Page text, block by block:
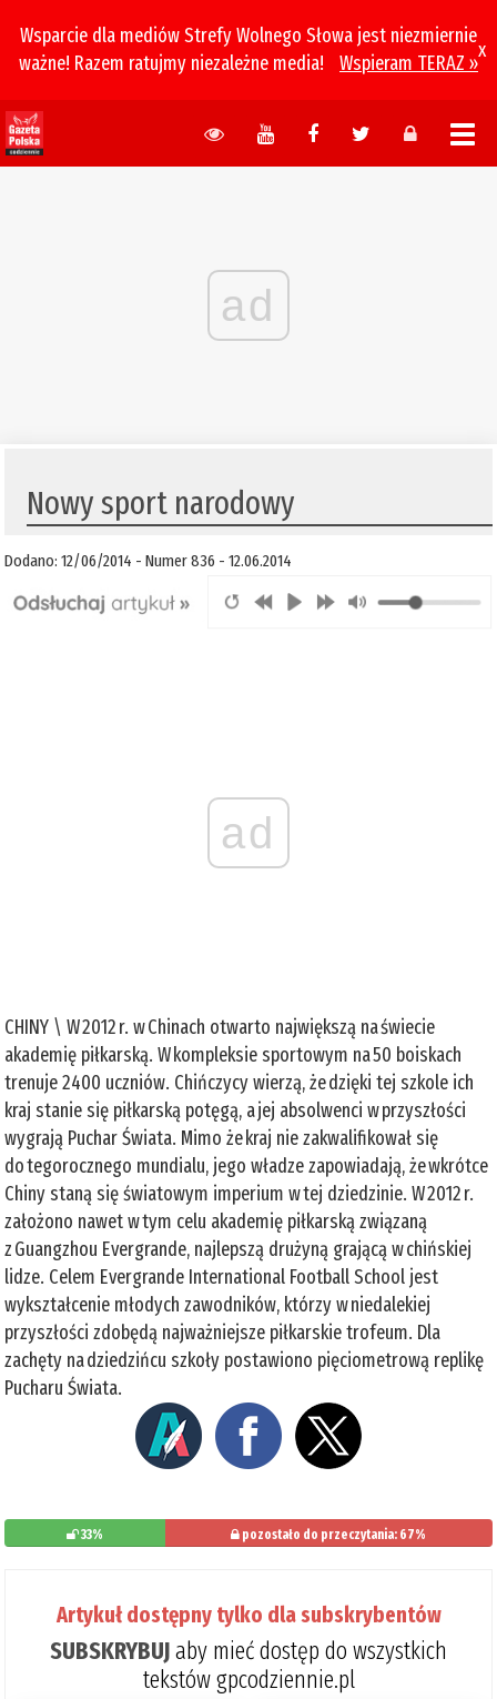
Wsparcie dla mediów Strefy Wolnego Słowa jest niezmiernie
ważne! Razem ratujmy niezależne media!
Wspieram TERAZ »
x
ad
Nowy sport narodowy
Dodano: 12/06/2014 - Numer 836 - 12.06.2014
ad
CHINY \ W 2012 r. w Chinach otwarto największą na świecie
akademię piłkarską. W kompleksie sportowym na 50 boiskach
trenuje 2400 uczniów. Chińczycy wierzą, że dzięki tej szkole ich
kraj stanie się piłkarską potęgą, a jej absolwenci w przyszłości
wygrają Puchar Świata. Mimo że kraj nie zakwalifikował się
do tegorocznego mundialu, jego władze zapowiadają, że wkrótce
Chiny staną się światowym imperium w tej dziedzinie. W 2012 r.
założono nawet w tym celu akademię piłkarską związaną
z Guangzhou Evergrande, najlepszą drużyną grającą w chińskiej
lidze. Celem Evergrande International Football School jest
wykształcenie młodych zawodników, którzy w niedalekiej
przyszłości zdobędą najważniejsze piłkarskie trofeum. Dla
zachęty na dziedzińcu szkoły postawiono pięciometrową replikę
Pucharu Świata.
33% pozostało do przeczytania: 67%
Artykuł dostępny tylko dla subskrybentów
SUBSKRYBUJaby mieć dostęp do wszystkich
tekstów gpcodziennie.pl